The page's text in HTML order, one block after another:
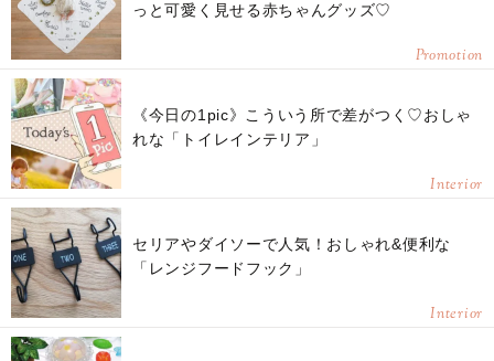
っと可愛く見せる赤ちゃんグッズ♡
Promotion
《今日の1pic》こういう所で差がつく♡おしゃ
れな「トイレインテリア」
Interior
セリアやダイソーで人気！おしゃれ&便利な
「レンジフードフック」
Interior